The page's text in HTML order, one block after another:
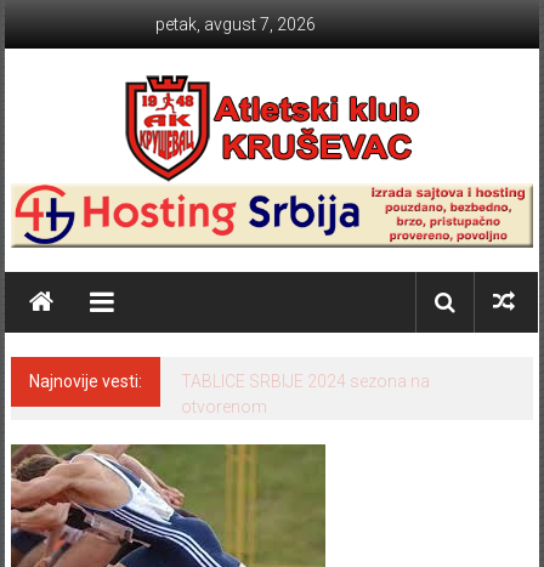
petak, avgust 7, 2026
Atletski klub KRUŠEVAC
Najnovije vesti:
TABLICE SRBIJE 2024 sezona na
otvorenom